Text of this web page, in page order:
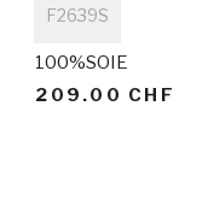
F2639S
100%SOIE
209.00 CHF